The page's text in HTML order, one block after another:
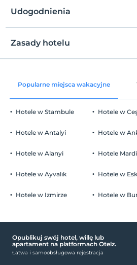
Udogodnienia
Części wspólne i
Parking
wolny Parking
Niepełnosprawny
winda dla niepełnosprawnych
Zasady hotelu
Zameldować się
Wymeldować się
Przed 12:00
Zwierzęta
Dostęp do obiektu można uzyskać w
Dzieci)
Popularne miejsca wakacyjne
Hotele w Stambule
Hotele w Antalyi
Hotele w Alanyi
Hotele w Ayvalık
Hotele w Izmirze
Hotele w
Hotele w
Hotele
Hotele w
Hotele w
Opublikuj swój hotel, willę lub
apartament na platformach Otelz.
Łatwa i samoobsługowa rejestracja